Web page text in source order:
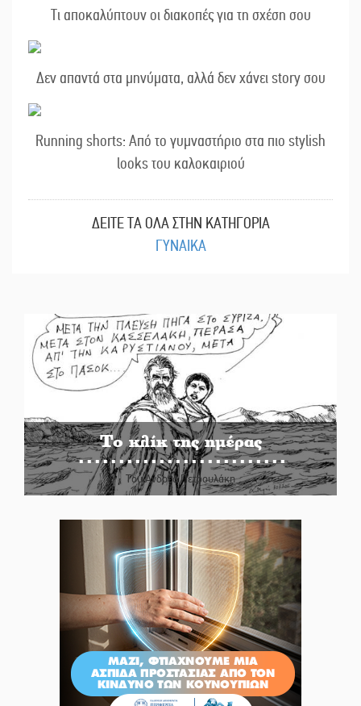
Τι αποκαλύπτουν οι διακοπές για τη σχέση σου
Δεν απαντά στα μηνύματα, αλλά δεν χάνει story σου
Running shorts: Από το γυμναστήριο στα πιο stylish
looks του καλοκαιριού
ΔΕΙΤΕ ΤΑ ΟΛΑ ΣΤΗΝ ΚΑΤΗΓΟΡΙΑ
ΓΥΝΑΙΚΑ
Το κλίκ της ημέρας
Του Ανδρέα Πετρουλάκη
«Χάθηκε ένας από τους απλούς,
σπουδαίους ανθρώπους που